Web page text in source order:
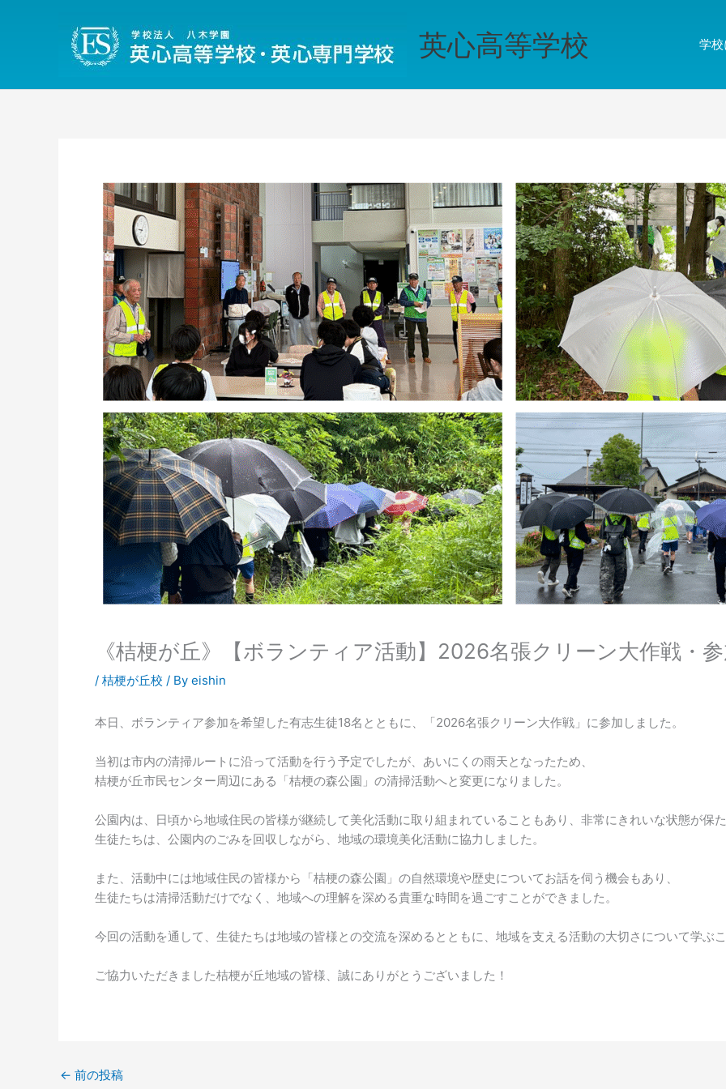
キ
英心高等学校 学
《桔梗が丘》【ボランティア活動】2026名張クリーン大作戦・
/ 桔梗が丘校 / By eishin
本日、ボランティア参加を希望した有志生徒18名とともに、「2026名張クリーン大作戦」に参加しました。
当初は市内の清掃ルートに沿って活動を行う予定でしたが、あいにくの雨天となったため、
桔梗が丘市民センター周辺にある「桔梗の森公園」の清掃活動へと変更になりました。
公園内は、日頃から地域住民の皆様が継続して美化活動に取り組まれていることもあり、非常にきれいな状態が保
生徒たちは、公園内のごみを回収しながら、地域の環境美化活動に協力しました。
また、活動中には地域住民の皆様から「桔梗の森公園」の自然環境や歴史についてお話を伺う機会もあり、
生徒たちは清掃活動だけでなく、地域への理解を深める貴重な時間を過ごすことができました。
今回の活動を通して、生徒たちは地域の皆様との交流を深めるとともに、地域を支える活動の大切さについて学ぶ
ご協力いただきました桔梗が丘地域の皆様、誠にありがとうございました！
← 前の投稿